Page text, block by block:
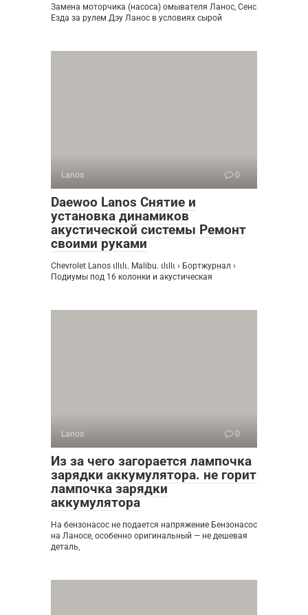
Замена моторчика (насоса) омывателя Ланос, Сенс
Езда за рулем Дэу Ланос в условиях сырой
Lanos 0
Daewoo Lanos Снятие и
установка динамиков
акустической системы Ремонт
своими руками
Chevrolet Lanos ιllιlι. Malibu. ιlιllι › Бортжурнал ›
Подиумы под 16 колонки и акустическая
Lanos 0
Из за чего загорается лампочка
зарядки аккумулятора. не горит
лампочка зарядки
аккумулятора
На бензонасос не подается напряжение Бензонасос
на Ланосе, особенно оригинальный — не дешевая
деталь,